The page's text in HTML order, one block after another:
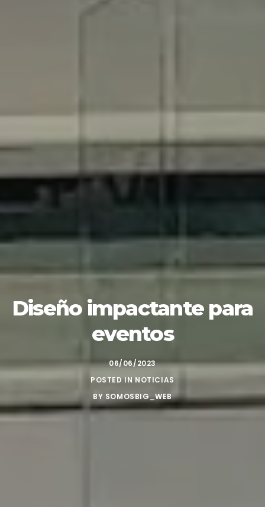
Diseño impactante para
eventos
06/06/2023
POSTED INNOTICIAS
BY SOMOSBIG_WEB